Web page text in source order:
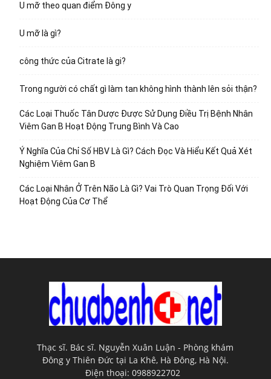
U mỡ theo quan điểm Đông y
U mỡ là gì?
công thức của Citrate là gi?
Trong người có chất gì làm tan không hình thành lên sỏi thận?
Các Loại Thuốc Tân Dược Được Sử Dụng Điều Trị Bệnh Nhân
Viêm Gan B Hoạt Động Trung Bình Và Cao
Ý Nghĩa Của Chỉ Số HBV Là Gì? Cách Đọc Và Hiểu Kết Quả Xét
Nghiệm Viêm Gan B
Các Loại Nhân Ở Trên Não Là Gì? Vai Trò Quan Trọng Đối Với
Hoạt Động Của Cơ Thể
Thạc sĩ. Bác sĩ. Nguyễn Xuân Luận - Phòng khám
Đông y Thiên Đức tại La Khê, Hà Đông, Hà Nội.
Điện thoại: 0988922702